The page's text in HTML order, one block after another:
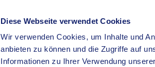
Diese Webseite verwendet Cookies
Wir verwenden Cookies, um Inhalte und
anbieten zu können und die Zugriffe auf
Informationen zu Ihrer Verwendung
BÜRGERSERVICE